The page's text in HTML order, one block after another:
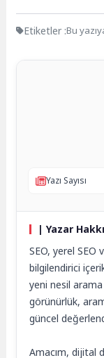
Etiketler :Bu
Yazı Sayısı
| Yazar
SEO, yerel SEO
bilgilendirici
yeni nesil
görünürlük,
güncel
Amacım, dijital